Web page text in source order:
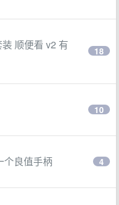
顺便看 v2 有
18
10
个良值手柄 4